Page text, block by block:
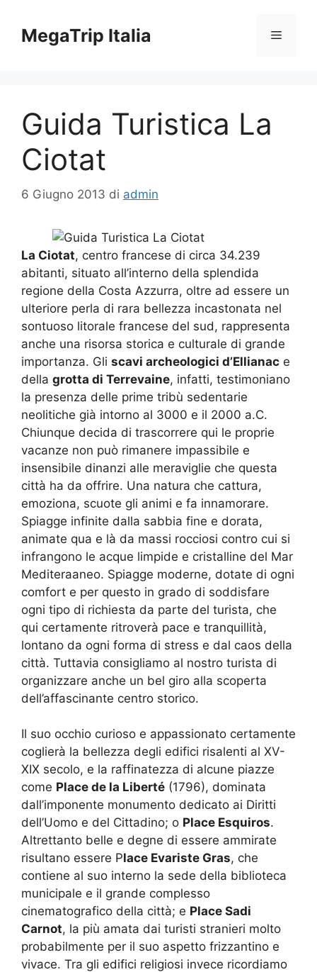
contenuto
MegaTrip Italia Menu
Guida Turistica La
Ciotat
6 Giugno 2013 di admin
La Ciotat, centro francese di circa 34.239
abitanti, situato all’interno della splendida
regione della Costa Azzurra, oltre ad essere un
ulteriore perla di rara bellezza incastonata nel
sontuoso litorale francese del sud, rappresenta
anche una risorsa storica e culturale di grande
importanza. Gli scavi archeologici d’Ellianac e
della grotta di Terrevaine, infatti, testimoniano
la presenza delle prime tribù sedentarie
neolitiche già intorno al 3000 e il 2000 a.C.
Chiunque decida di trascorrere qui le proprie
vacanze non può rimanere impassibile e
insensibile dinanzi alle meraviglie che questa
città ha da offrire. Una natura che cattura,
emoziona, scuote gli animi e fa innamorare.
Spiagge infinite dalla sabbia fine e dorata,
animate qua e là da massi rocciosi contro cui si
infrangono le acque limpide e cristalline del Mar
Mediteraaneo. Spiagge moderne, dotate di ogni
comfort e per questo in grado di soddisfare
ogni tipo di richiesta da parte del turista, che
qui certamente ritroverà pace e tranquillità,
lontano da ogni forma di stress e dal caos della
città. Tuttavia consigliamo al nostro turista di
organizzare anche un bel giro alla scoperta
dell’affascinante centro storico.
Il suo occhio curioso e appassionato certamente
coglierà la bellezza degli edifici risalenti al XV-
XIX secolo, e la raffinatezza di alcune piazze
come Place de la Liberté (1796), dominata
dall’imponente monumento dedicato ai Diritti
dell’Uomo e del Cittadino; o Place Esquiros.
Altrettanto belle e degne di essere ammirate
risultano essere Place Evariste Gras, che
contiene al suo interno la sede della biblioteca
municipale e il grande complesso
cinematografico della città; e Place Sadi
Carnot, la più amata dai turisti stranieri molto
probabilmente per il suo aspetto frizzantino e
vivace. Tra gli edifici religiosi invece ricordiamo